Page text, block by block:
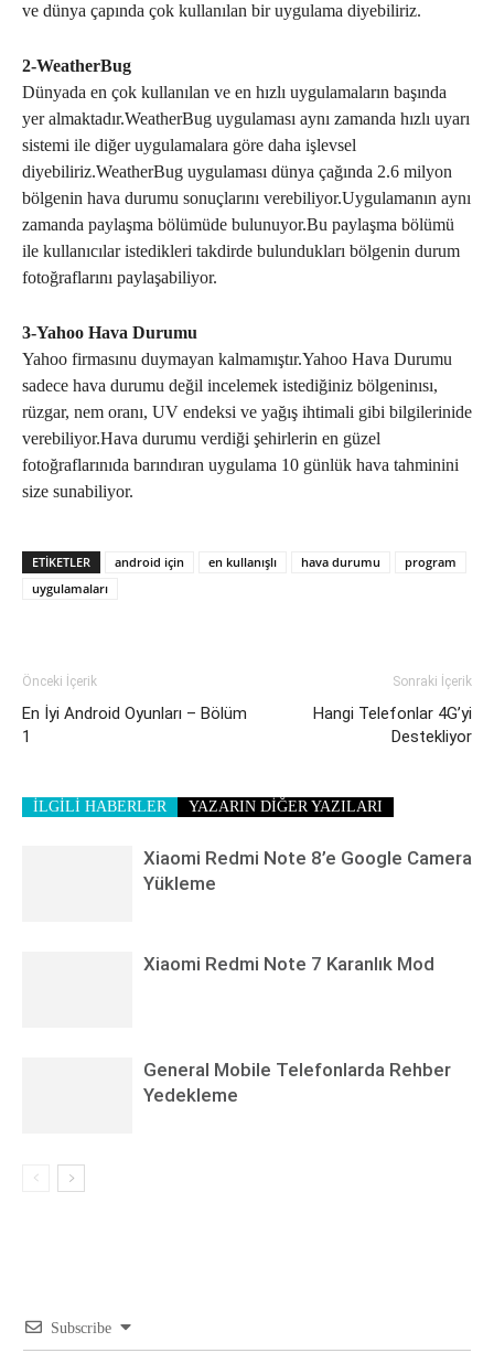
ve dünya çapında çok kullanılan bir uygulama diyebiliriz.
2-WeatherBug
Dünyada en çok kullanılan ve en hızlı uygulamaların başında
yer almaktadır.WeatherBug uygulaması aynı zamanda hızlı uyarı
sistemi ile diğer uygulamalara göre daha işlevsel
diyebiliriz.WeatherBug uygulaması dünya çağında 2.6 milyon
bölgenin hava durumu sonuçlarını verebiliyor.Uygulamanın aynı
zamanda paylaşma bölümüde bulunuyor.Bu paylaşma bölümü
ile kullanıcılar istedikleri takdirde bulundukları bölgenin durum
fotoğraflarını paylaşabiliyor.
3-Yahoo Hava Durumu
Yahoo firmasınu duymayan kalmamıştır.Yahoo Hava Durumu
sadece hava durumu değil incelemek istediğiniz bölgeninısı,
rüzgar, nem oranı, UV endeksi ve yağış ihtimali gibi bilgilerinide
verebiliyor.Hava durumu verdiği şehirlerin en güzel
fotoğraflarınıda barındıran uygulama 10 günlük hava tahminini
size sunabiliyor.
ETIKETLER android için en kullanışlı hava durumu
program
uygulamaları
Önceki İçerik
En İyi Android Oyunları – Bölüm
1
Sonraki İçerik
Hangi Telefonlar 4G’yi
Destekliyor
İLGİLİ HABERLER YAZARIN DİĞER YAZILARI
Xiaomi Redmi Note 8’e Google Camera
Yükleme
Xiaomi Redmi Note 7 Karanlık Mod
General Mobile Telefonlarda Rehber
Yedekleme
Subscribe